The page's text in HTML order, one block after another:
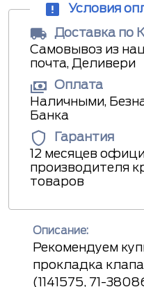
Условия
Доставка по
Самовывоз из
почта, Деливери
Оплата
Наличными,
Банка
Гарантия
12 месяцев
производителя
товаров
Описание:
Рекомендуем
прокладка
(1141575, 71-